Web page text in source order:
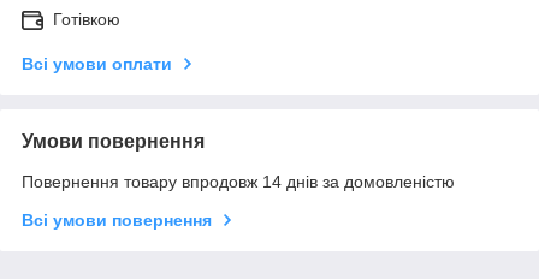
Готівкою
Всі умови оплати
Умови повернення
Повернення товару впродовж 14 днів за домовленістю
Всі умови повернення